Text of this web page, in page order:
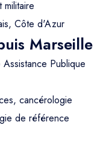
Côte d'Azur
Marseille
Publique
cancérologie
de référence